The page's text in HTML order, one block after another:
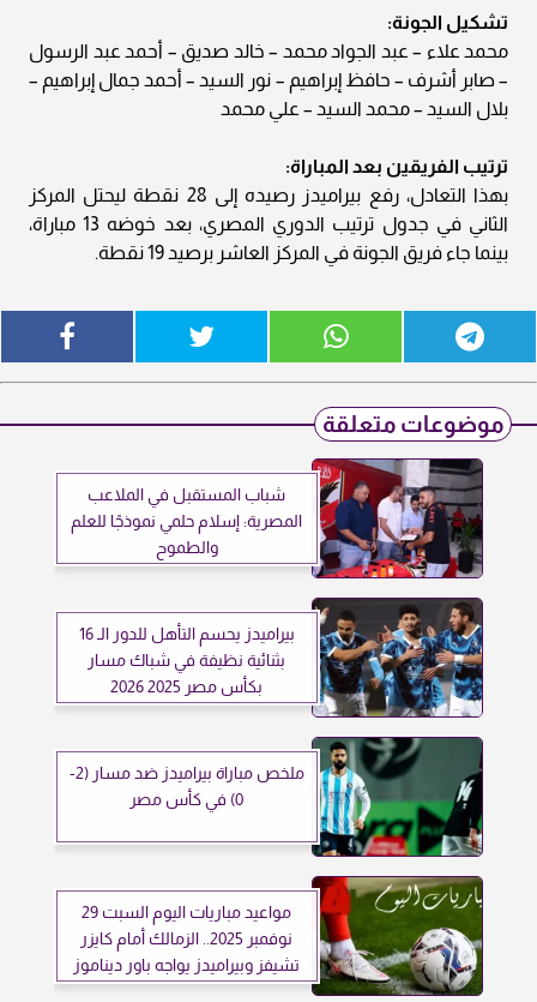
تشكيل الجونة:
محمد علاء – عبد الجواد محمد – خالد صديق – أحمد عبد الرسول
– صابر أشرف – حافظ إبراهيم – نور السيد – أحمد جمال إبراهيم –
بلال السيد – محمد السيد – علي محمد
ترتيب الفريقين بعد المباراة:
بهذا التعادل، رفع بيراميدز رصيده إلى 28 نقطة ليحتل المركز
الثاني في جدول ترتيب الدوري المصري، بعد خوضه 13 مباراة،
بينما جاء فريق الجونة في المركز العاشر برصيد 19 نقطة.
موضوعات متعلقة
شباب المستقبل في الملاعب
المصرية: إسلام حلمي نموذجًا للعلم
والطموح
بيراميدز يحسم التأهل للدور الـ 16
بثنائية نظيفة في شباك مسار
بكأس مصر 2025 2026
ملخص مباراة بيراميدز ضد مسار (2-
0) في كأس مصر
مواعيد مباريات اليوم السبت 29
نوفمبر 2025.. الزمالك أمام كايزر
تشيفز وبيراميدز يواجه باور ديناموز